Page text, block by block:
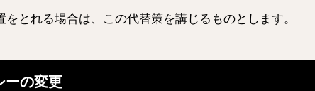
とれる場合は、この代替策を講じるものとします。
の変更